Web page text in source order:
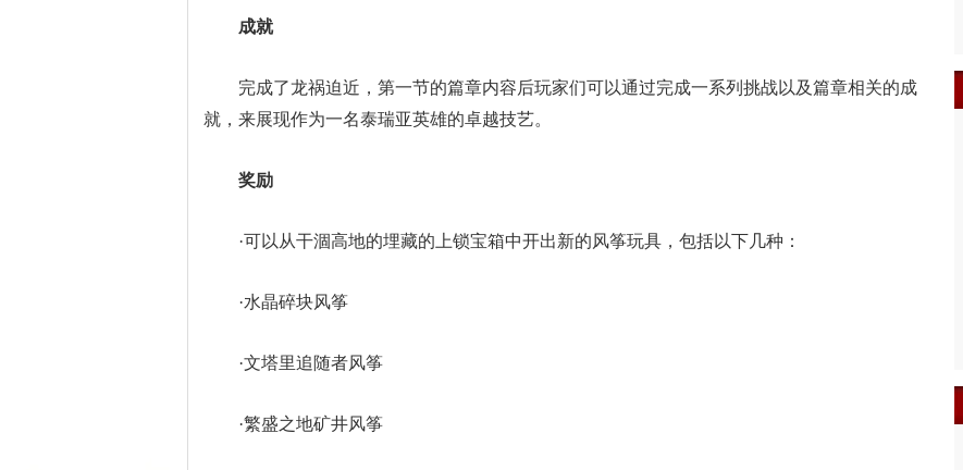
成就
完成了龙祸迫近，第一节的篇章内容后玩家们可以通过完成一系列挑战以及篇章相关的成
就，来展现作为一名泰瑞亚英雄的卓越技艺。
奖励
·可以从干涸高地的埋藏的上锁宝箱中开出新的风筝玩具，包括以下几种：
·水晶碎块风筝
·文塔里追随者风筝
·繁盛之地矿井风筝